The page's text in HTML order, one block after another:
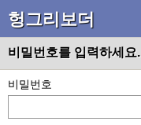
헝그리보더
비밀번호를 입력하세요.
비밀번호